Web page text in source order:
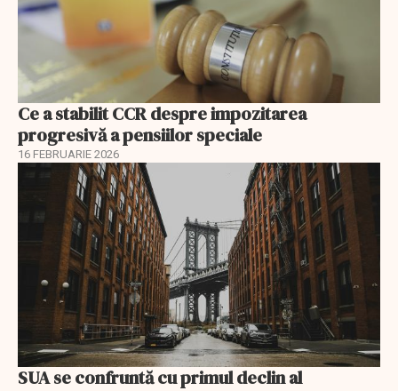
Ce a stabilit CCR despre impozitarea
progresivă a pensiilor speciale
16 FEBRUARIE 2026
SUA se confruntă cu primul declin al